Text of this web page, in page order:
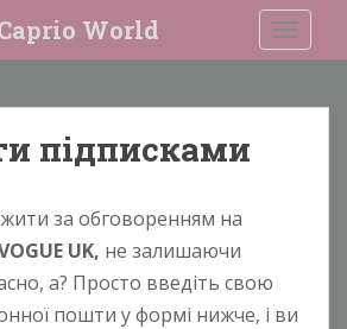
World
підписками
за обговоренням на
UK, не залишаючи
а? Просто введіть свою
пошти у формі нижче, і ви